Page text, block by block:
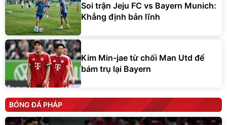
Soi trận Jeju FC vs Bayern Munich:
Khẳng định bản lĩnh
Kim Min-jae từ chối Man Utd để
bám trụ lại Bayern
BÓNG ĐÁ PHÁP